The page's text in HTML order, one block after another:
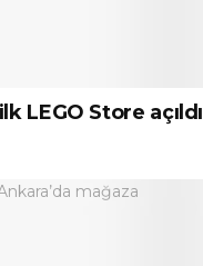
LEGO Store açıldı